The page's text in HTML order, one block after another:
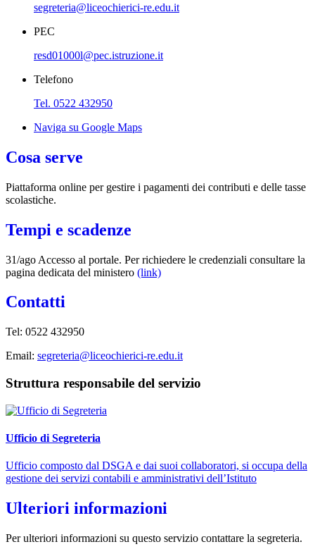
segreteria@liceochierici-re.edu.it
PEC
resd01000l@pec.istruzione.it
Telefono
Tel. 0522 432950
Naviga su Google Maps
Cosa serve
Piattaforma online per gestire i pagamenti dei contributi e delle tasse
scolastiche.
Tempi e scadenze
31/ago Accesso al portale. Per richiedere le credenziali consultare la
pagina dedicata del ministero (link)
Contatti
Tel: 0522 432950
Email: segreteria@liceochierici-re.edu.it
Struttura responsabile del servizio
Ufficio di Segreteria
Ufficio composto dal DSGA e dai suoi collaboratori, si occupa della
gestione dei servizi contabili e amministrativi dell’Istituto
Ulteriori informazioni
Per ulteriori informazioni su questo servizio contattare la segreteria.